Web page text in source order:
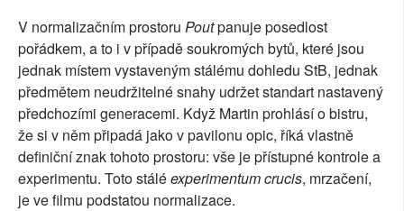
V normalizačním prostoru Poutpanuje posedlost
pořádkem, a to i v případě soukromých bytů, které jsou
jednak místem vystaveným stálému dohledu StB, jednak
předmětem neudržitelné snahy udržet standart nastavený
předchozími generacemi. Když Martin prohlásí o bistru,
že si v něm připadá jako v pavilonu opic, říká vlastně
definiční znak tohoto prostoru: vše je přístupné kontrole a
experimentu. Toto stáléexperimentum crucis, mrzačení,
je ve filmu podstatou normalizace.